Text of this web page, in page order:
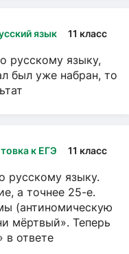
язык 11 класс
русскому языку,
был уже набран, то
к ЕГЭ 11 класс
русскому языку.
а точнее 25-е.
(антиномическую
мёртвый». Теперь
в ответе